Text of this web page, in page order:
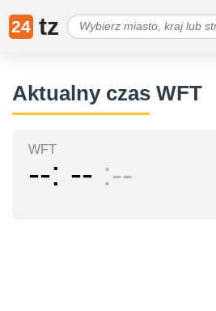
24 tz
Aktualny czas WFT
WFT
-- -- --